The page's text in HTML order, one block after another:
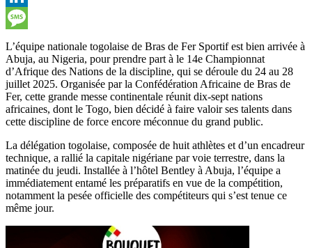
LinkedIn
Message
L’équipe nationale togolaise de Bras de Fer Sportif est bien arrivée à
Abuja, au Nigeria, pour prendre part à le 14e Championnat
d’Afrique des Nations de la discipline, qui se déroule du 24 au 28
juillet 2025. Organisée par la Confédération Africaine de Bras de
Fer, cette grande messe continentale réunit dix-sept nations
africaines, dont le Togo, bien décidé à faire valoir ses talents dans
cette discipline de force encore méconnue du grand public.
La délégation togolaise, composée de huit athlètes et d’un encadreur
technique, a rallié la capitale nigériane par voie terrestre, dans la
matinée du jeudi. Installée à l’hôtel Bentley à Abuja, l’équipe a
immédiatement entamé les préparatifs en vue de la compétition,
notamment la pesée officielle des compétiteurs qui s’est tenue ce
même jour.